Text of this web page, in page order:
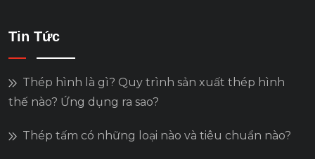
Tin Tức
Thép hình là gì? Quy trình sản xuất thép hình
thế nào? Ứng dụng ra sao?
Thép tấm có những loại nào và tiêu chuẩn nào?